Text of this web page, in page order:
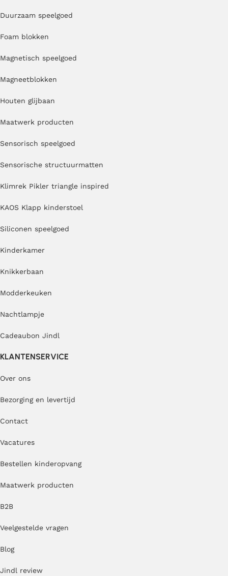
Duurzaam speelgoed
Foam blokken
Magnetisch speelgoed
Magneetblokken
Houten glijbaan
Maatwerk producten
Sensorisch speelgoed
Sensorische structuurmatten
Klimrek Pikler triangle inspired
KAOS Klapp kinderstoel
Siliconen speelgoed
Kinderkamer
Knikkerbaan
Modderkeuken
Nachtlampje
Cadeaubon Jindl
KLANTENSERVICE
Over ons
Bezorging en levertijd
Contact
Vacatures
Bestellen kinderopvang
Maatwerk producten
B2B
Veelgestelde vragen
Blog
Jindl review